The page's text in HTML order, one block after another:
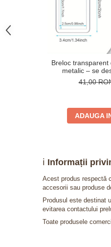
Breloc
metalic – se
41,00
ADAUGA
ℹ️ Informații
Acest produs respectă
accesorii sau produse
Produsul este destinat
evitarea contactului
Toate produsele